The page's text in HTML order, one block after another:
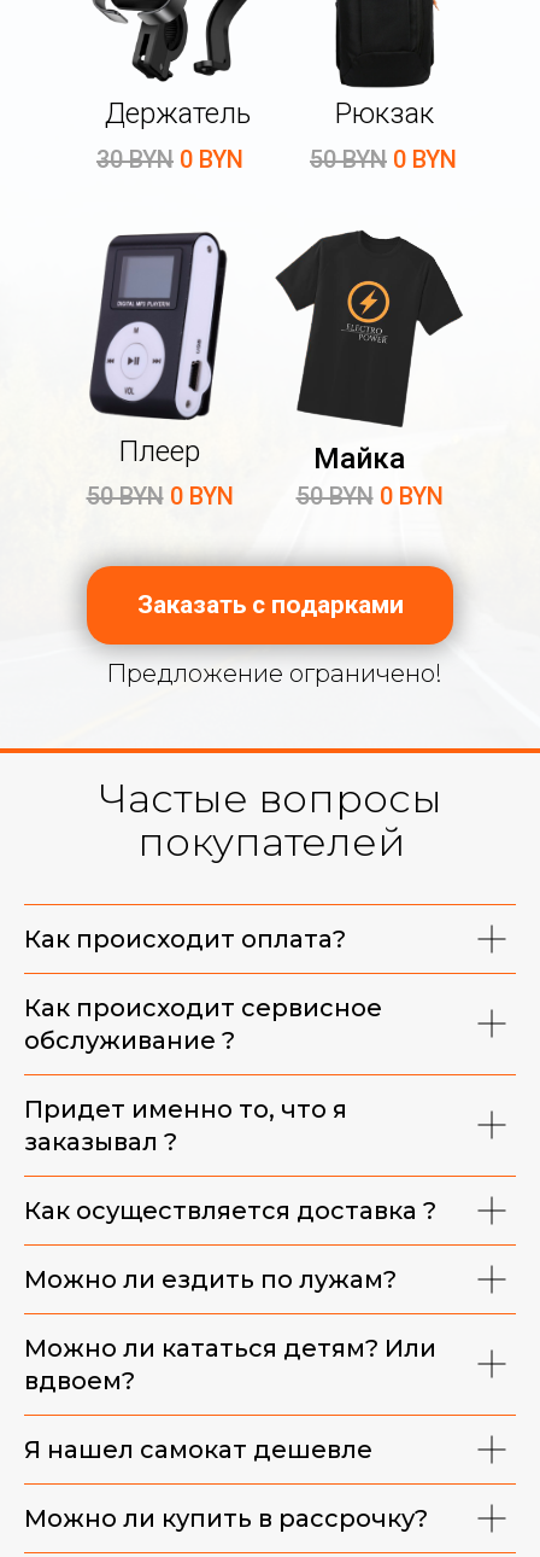
30 BYN 0 BYN
Держатель
Предложение ограничено!
50 BYN 0 BYN
Рюкзак
50 BYN 0 BYN
Плеер Майка
50 BYN 0 BYN
Заказать с подарками
Частые вопросы
покупателей
Как происходит оплата?
Как происходит сервисное
обслуживание ?
Придет именно то, что я
заказывал ?
Как осуществляется доставка ?
Можно ли ездить по лужам?
Можно ли кататься детям? Или
вдвоем?
Я нашел самокат дешевле
Можно ли купить в рассрочку?